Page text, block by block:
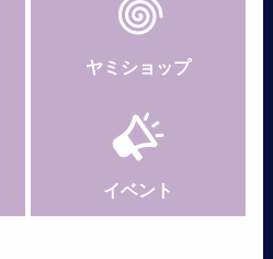
ヤミショップ
イベント